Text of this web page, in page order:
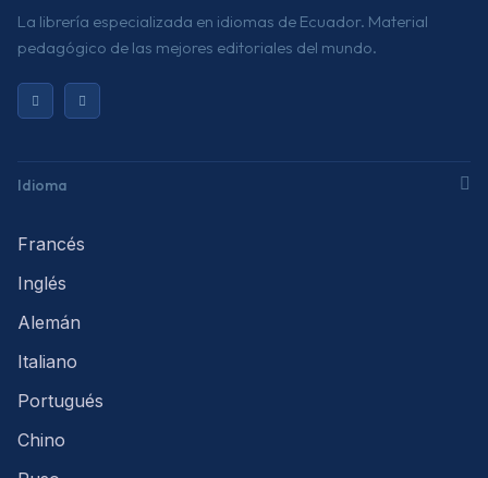
La librería especializada en idiomas de Ecuador. Material
pedagógico de las mejores editoriales del mundo.
Idioma
Francés
Inglés
Alemán
Italiano
Portugués
Chino